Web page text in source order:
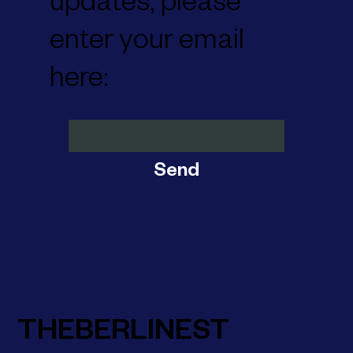
Send
enter your email
here:
THEBERLINEST